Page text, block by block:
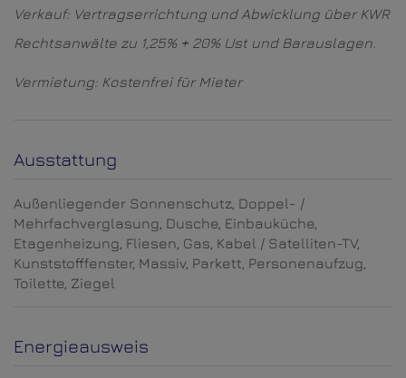
Verkauf: Vertragserrichtung und Abwicklung über KWR
Rechtsanwälte zu 1,25% + 20% Ust und Barauslagen.
Vermietung: Kostenfrei für Mieter
Ausstattung
Außenliegender Sonnenschutz Doppel- /
Mehrfachverglasung Dusche Einbauküche
Etagenheizung Fliesen Gas Kabel / Satelliten-TV
Kunststofffenster Massiv Parkett Personenaufzug
Toilette Ziegel
Energieausweis